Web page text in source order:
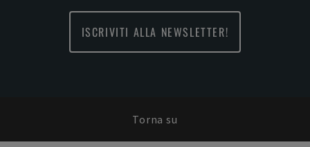
ISCRIVITI ALLA NEWSLETTER!
Torna su